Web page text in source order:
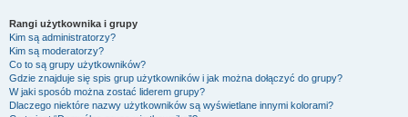
Rangi użytkownika i grupy
Kim są administratorzy?
Kim są moderatorzy?
Co to są grupy użytkowników?
Gdzie znajduje się spis grup użytkowników i jak można dołączyć do grupy?
W jaki sposób można zostać liderem grupy?
Dlaczego niektóre nazwy użytkowników są wyświetlane innymi kolorami?